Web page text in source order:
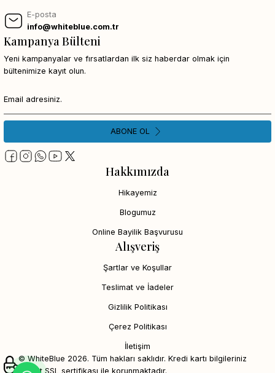
E-posta
info@whiteblue.com.tr
Hakkımızda
Hikayemiz
Blogumuz
Online Bayilik Başvurusu
Alışveriş
Şartlar ve Koşullar
Teslimat ve İadeler
Gizlilik Politikası
Çerez Politikası
İletişim
Kampanya Bülteni
Yeni kampanyalar ve fırsatlardan ilk siz haberdar olmak için
bültenimize kayıt olun.
ABONE OL
© WhiteBlue 2026. Tüm hakları saklıdır. Kredi kartı bilgileriniz
256bit SSL sertifikası ile korunmaktadır.